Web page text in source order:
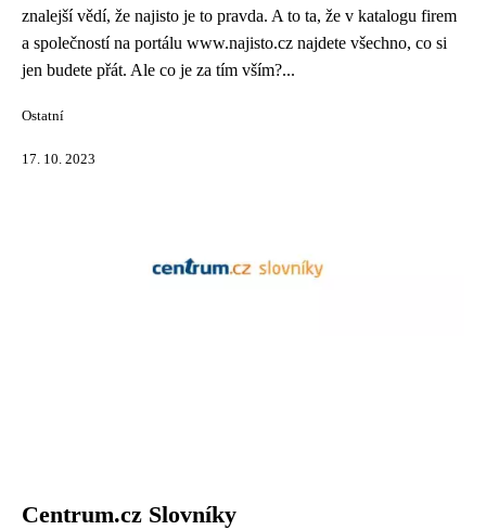
znalejší vědí, že najisto je to pravda. A to ta, že v katalogu firem
a společností na portálu www.najisto.cz najdete všechno, co si
jen budete přát. Ale co je za tím vším?...
Ostatní
17. 10. 2023
Centrum.cz Slovníky